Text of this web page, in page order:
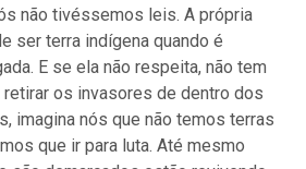
não tivéssemos leis. A própria
ser terra indígena quando é
E se ela não respeita, não tem
retirar os invasores de dentro dos
imagina nós que não temos terras
que ir para luta. Até mesmo